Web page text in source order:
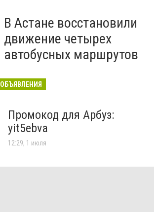
В Астане восстановили
движение четырех
автобусных маршрутов
ОБЪЯВЛЕНИЯ
Промокод для Арбуз:
yit5ebva
12:29, 1 июля